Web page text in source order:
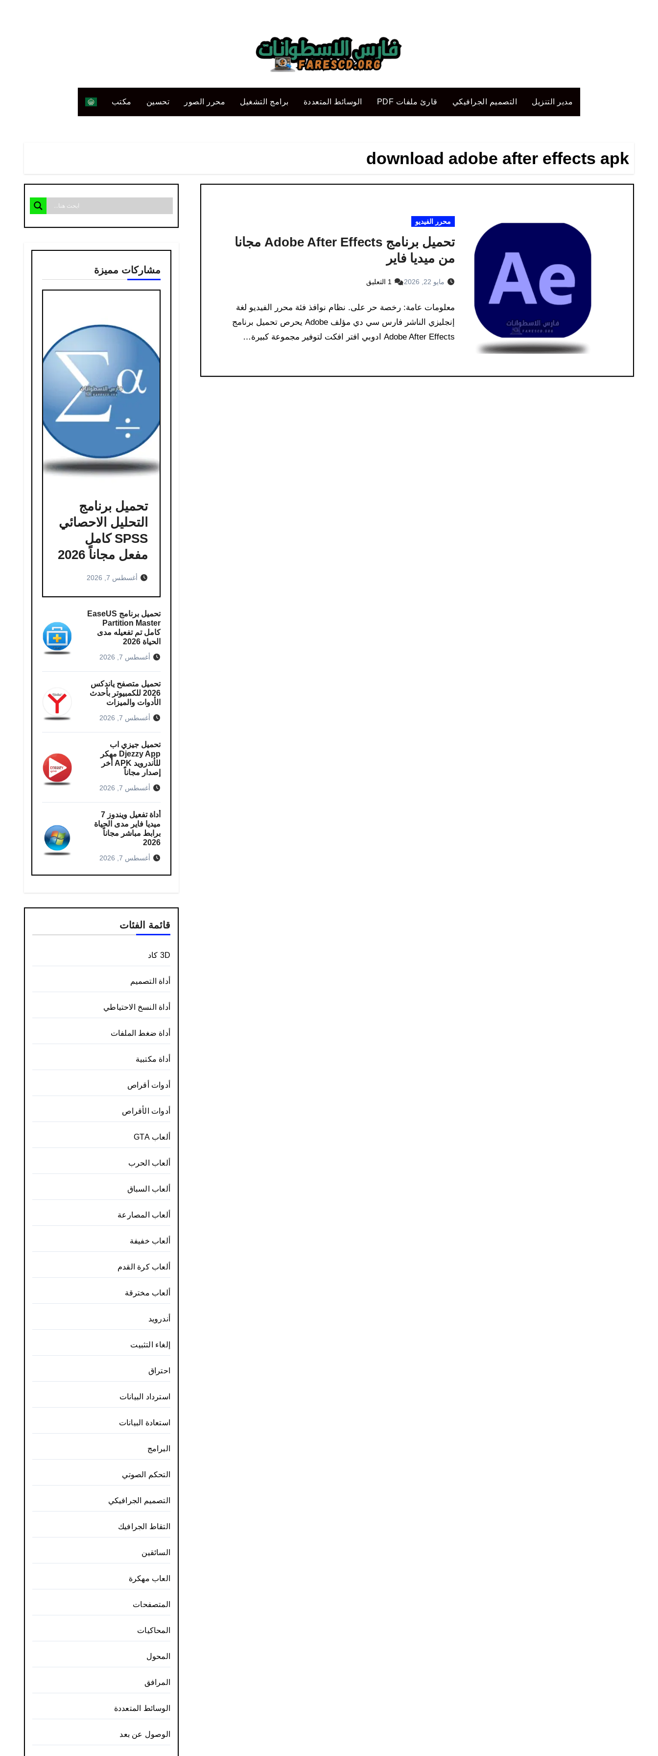
مدير التنزيل التصميم الجرافيكي قارئ ملفات PDF الوسائط المتعددة برامج التشغيل محرر الصور تحسين مكتب
download adobe after effects apk
محرر الفيديو
تحميل برنامج Adobe After Effects مجانا
من ميديا ​​فاير
مايو 22, 2026 1 التعليق
معلومات عامة: رخصة حر على. نظام نوافذ فئة محرر الفيديو لغة
إنجليزي الناشر فارس سي دي مؤلف Adobe يحرص تحميل برنامج
Adobe After Effects ادوبي افتر افكت لتوفير مجموعة كبيرة…
مشاركات مميزة
تحميل برنامج
التحليل الاحصائي
SPSS كامل
مفعل مجاناً 2026
أغسطس 7, 2026
تحميل برنامج EaseUS
Partition Master
كامل​ تم تفعيله مدى
الحياة 2026
أغسطس 7, 2026
تحميل متصفح ياندكس
2026 للكمبيوتر بأحدث
الأدوات والميزات
أغسطس 7, 2026
تحميل جيزي اب
Djezzy App مهكر
للأندرويد APK أخر
إصدار مجاناً
أغسطس 7, 2026
أداة تفعيل ويندوز 7
ميديا فاير مدى الحياة
برابط مباشر مجاناً
2026
أغسطس 7, 2026
قائمة الفئات
3D كاد
أداة التصميم
أداة النسخ الاحتياطي
أداة ضغط الملفات
أداة مكتبية
أدوات أقراص
أدوات الأقراص
ألعاب GTA
ألعاب الحرب
ألعاب السباق
ألعاب المصارعة
ألعاب خفيفة
ألعاب كرة القدم
ألعاب مخترقة
أندرويد
إلغاء التثبيت
احتراق
استرداد البيانات
استعادة البيانات
البرامج
التحكم الصوتي
التصميم الجرافيكي
التقاط الجرافيك
السائقين
العاب مهكرة
المتصفحات
المحاكيات
المحول
المرافق
الوسائط المتعددة
الوصول عن بعد